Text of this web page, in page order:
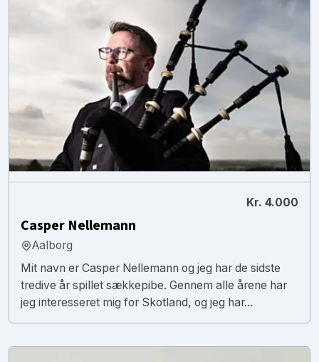
Kr. 4.000
Casper Nellemann
Aalborg
Mit navn er Casper Nellemann og jeg har de sidste
tredive år spillet sækkepibe. Gennem alle årene har
jeg interesseret mig for Skotland, og jeg har...